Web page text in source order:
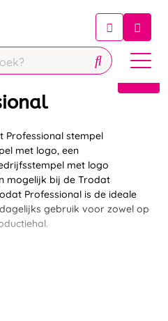
onze chatbot voor
Professional stempel
met logo, een
met logo
mogelijk bij de Trodat
Professional is de ideale
gebruik voor zowel op